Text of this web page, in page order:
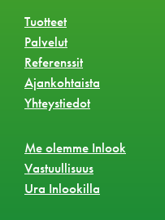
Tuotteet
Palvelut
Referenssit
Ajankohtaista
Yhteystiedot
Me olemme Inlook
Vastuullisuus
Ura Inlookilla